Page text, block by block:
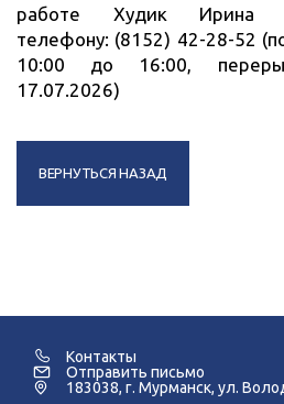
работе Худик Ирина
телефону: (8152) 42-28-52
10:00 до 16:00,
17.07.2026)
ВЕРНУТЬСЯ НАЗАД
Контакты
Отправить письмо
183038, г. Мурманск, ул.